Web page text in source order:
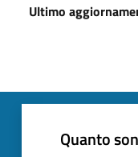
Ultimo
Quanto